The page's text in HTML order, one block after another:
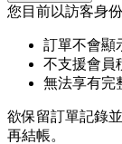
您目前以訪客身份
訂單不會顯
不支援會員
無法享有完
欲保留訂單記錄
再結帳。